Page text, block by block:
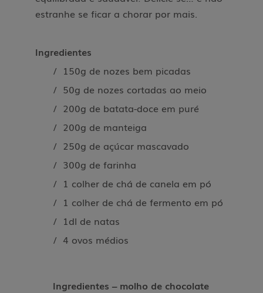
estranhe se ficar a chorar por mais.
Ingredientes
/ 150g de nozes bem picadas
/ 50g de nozes cortadas ao meio
/ 200g de batata-doce em puré
/ 200g de manteiga
/ 250g de açúcar mascavado
/ 300g de farinha
/ 1 colher de chá de canela em pó
/ 1 colher de chá de fermento em pó
/ 1dl de natas
/ 4 ovos médios
Ingredientes – molho de chocolate